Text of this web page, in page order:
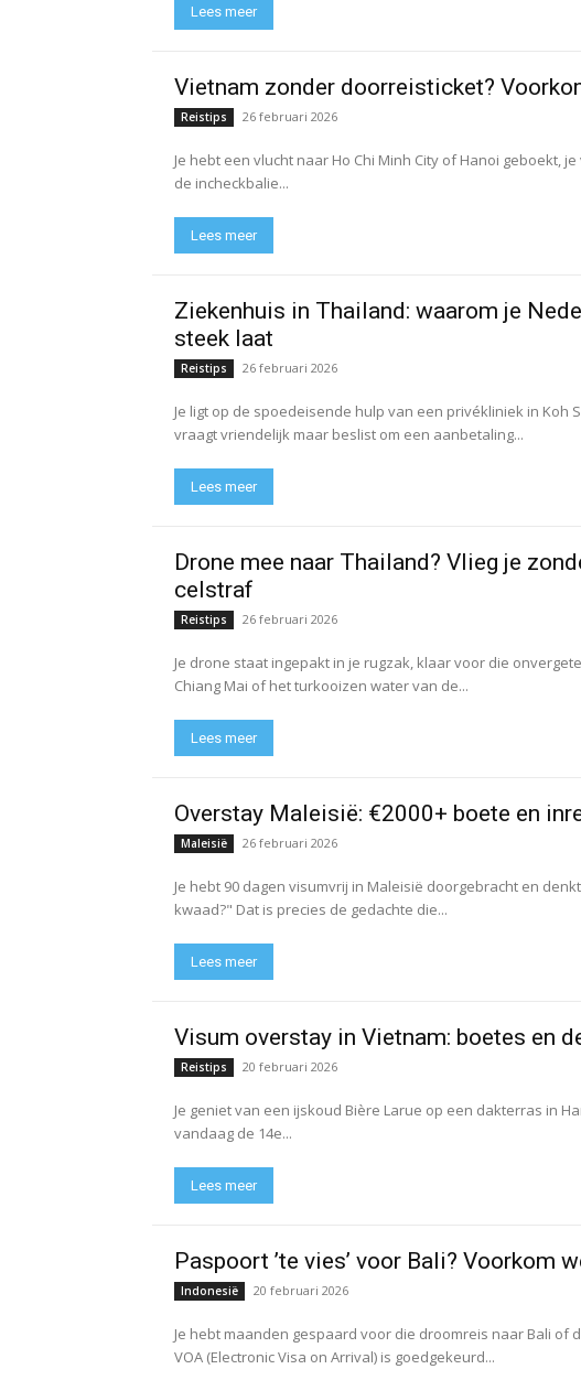
Lees meer
Vietnam zonder doorreisticket?
Reistips 26 februari 2026
Je hebt een vlucht naar Ho Chi Minh City of Hanoi geboekt,
de incheckbalie...
Lees meer
Ziekenhuis in Thailand: waarom je
steek laat
Reistips 26 februari 2026
Je ligt op de spoedeisende hulp van een privékliniek in Koh
vraagt vriendelijk maar beslist om een aanbetaling...
Lees meer
Drone mee naar Thailand? Vlieg je
celstraf
Reistips 26 februari 2026
Je drone staat ingepakt in je rugzak, klaar voor die
Chiang Mai of het turkooizen water van de...
Lees meer
Overstay Maleisië: €2000+ boete en
Maleisië 26 februari 2026
Je hebt 90 dagen visumvrij in Maleisië doorgebracht en
kwaad?" Dat is precies de gedachte die...
Lees meer
Visum overstay in Vietnam: boetes en
Reistips 20 februari 2026
Je geniet van een ijskoud Bière Larue op een dakterras in
vandaag de 14e...
Lees meer
Paspoort ’te vies’ voor Bali? Voorkom
Indonesië 20 februari 2026
Je hebt maanden gespaard voor die droomreis naar Bali of
VOA (Electronic Visa on Arrival) is goedgekeurd...